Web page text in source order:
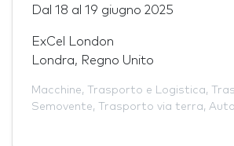
Dal 18 al 19 giugno 2025
ExCel London
Londra, Regno Unito
Macchine, Trasporto e Logistica,
Semovente, Trasporto via terra,